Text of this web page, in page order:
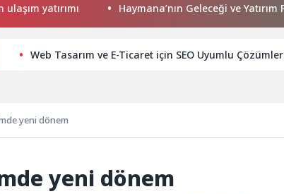
Haymana’nın Geleceği ve Yatırım
Web Tasarım ve E-Ticaret için SEO Uyumlu Çözümler
yeni dönem
yeni dönem